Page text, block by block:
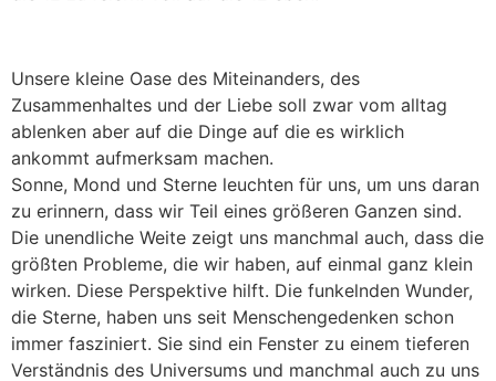
Unsere kleine Oase des Miteinanders, des
Zusammenhaltes und der Liebe soll zwar vom alltag
ablenken aber auf die Dinge auf die es wirklich
ankommt aufmerksam machen.
Sonne, Mond und Sterne leuchten für uns, um uns daran
zu erinnern, dass wir Teil eines größeren Ganzen sind.
Die unendliche Weite zeigt uns manchmal auch, dass die
größten Probleme, die wir haben, auf einmal ganz klein
wirken. Diese Perspektive hilft. Die funkelnden Wunder,
die Sterne, haben uns seit Menschengedenken schon
immer fasziniert. Sie sind ein Fenster zu einem tieferen
Verständnis des Universums und manchmal auch zu uns